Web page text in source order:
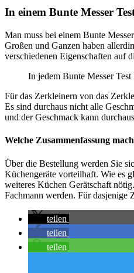
In einem Bunte Messer
Man muss bei einem Bunte
Großen und Ganzen haben
verschiedenen Eigenschaften auf
In jedem Bunte Messer
Für das Zerkleinern von das
Es sind durchaus nicht alle
und der Geschmack kann
Welche Zusammenfassung
Über die Bestellung werden Sie
Küchengeräte vorteilhaft. Wie es
weiteres Küchen Gerätschaft
Fachmann werden. Für dasjenige
teilen
teilen
teilen